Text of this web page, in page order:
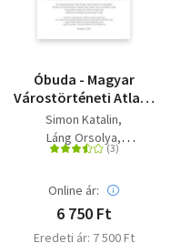
Óbuda - Magyar
Várostörténeti Atlasz
9.
Simon Katalin
Láng Orsolya
Sudár Balázs
Online ár:
6 750 Ft
Eredeti ár: 7 500 Ft